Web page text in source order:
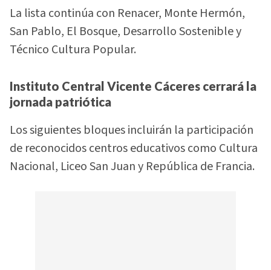
La lista continúa con Renacer, Monte Hermón,
San Pablo, El Bosque, Desarrollo Sostenible y
Técnico Cultura Popular.
Instituto Central Vicente Cáceres cerrará la
jornada patriótica
Los siguientes bloques incluirán la participación
de reconocidos centros educativos como Cultura
Nacional, Liceo San Juan y República de Francia.